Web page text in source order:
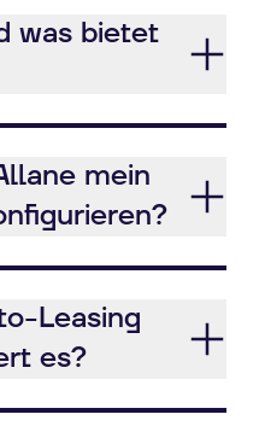
was bietet
mein
Leasing
es?